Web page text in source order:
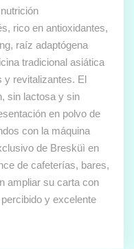
rico en antioxidantes,
raíz adaptógena
tradicional asiática
y revitalizantes. El
sin lactosa y sin
en polvo de
con la máquina
de Bresküì en
de cafeterías, bares,
ampliar su carta con
y excelente